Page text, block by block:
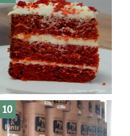
O medo que habita em nós.